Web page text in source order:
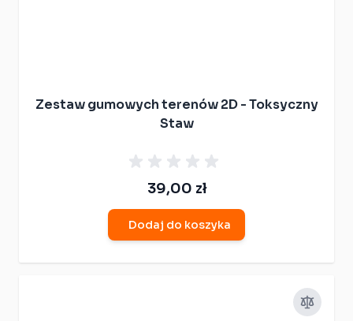
Zestaw gumowych terenów 2D - Toksyczny
Staw
39,00 zł
Dodaj do koszyka